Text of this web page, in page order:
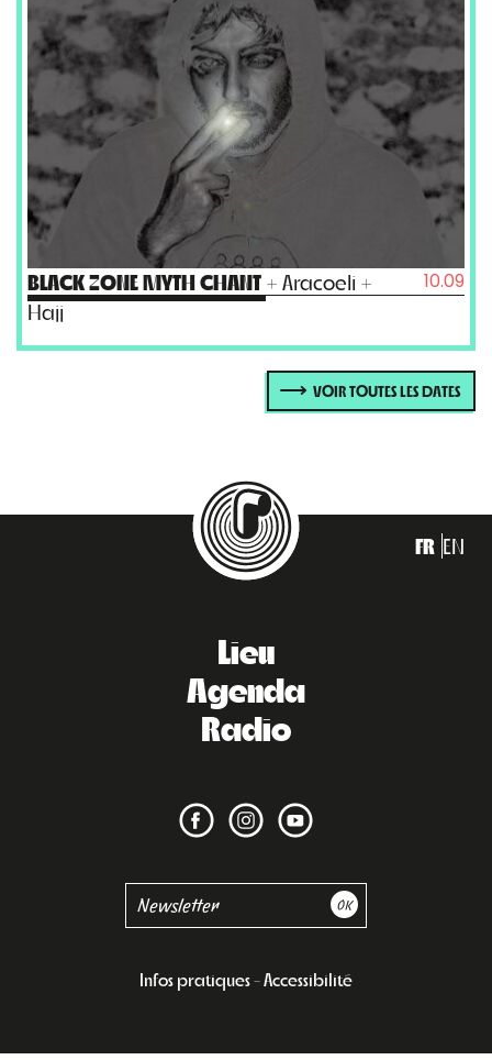
BLACK ZONE MYTH CHANT + Aracoeli +
Hajj
10.09
VOIR TOUTES LES DATES
FR EN
Lieu
Agenda
Radio
Infos pratiques Accessibilité